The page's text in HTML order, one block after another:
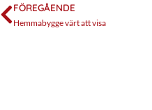
FÖREGÅENDE
Hemmabygge värt att visa